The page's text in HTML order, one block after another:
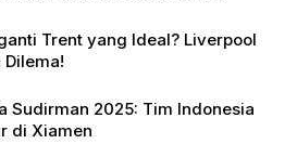
Trent yang Ideal? Liverpool
Dilema!
Sudirman 2025: Tim Indonesia
di Xiamen